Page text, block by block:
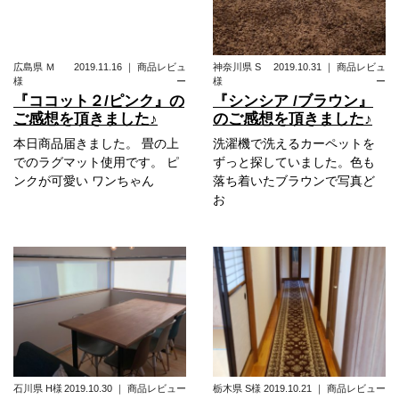
広島県 Ｍ
様
2019.11.16 ｜ 商品レビュ
ー
『ココット２/ピンク』の
ご感想を頂きました♪
本日商品届きました。 畳の上
でのラグマット使用です。 ピ
ンクが可愛い ワンちゃん
神奈川県 S
様
2019.10.31 ｜ 商品レビュ
ー
『シンシア /ブラウン』
のご感想を頂きました♪
洗濯機で洗えるカーペットを
ずっと探していました。色も
落ち着いたブラウンで写真ど
お
石川県 H様2019.10.30 ｜ 商品レビュー 栃木県 S様 2019.10.21 ｜ 商品レビュー